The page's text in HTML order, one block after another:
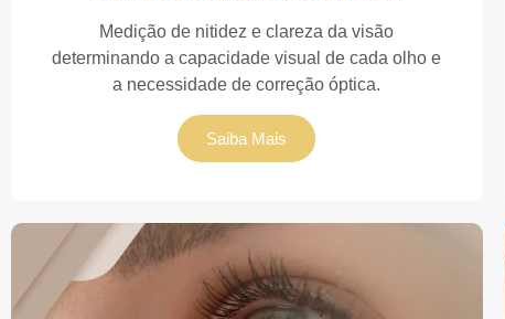
Medição de nitidez e clareza da visão
determinando a capacidade visual de cada olho e
a necessidade de correção óptica.
Saiba Mais